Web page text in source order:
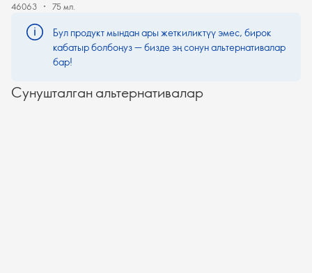
46063 75 мл.
Бул продукт мындан ары жеткиликтүү эмес, бирок
кабатыр болбоңуз — бизде эң сонун альтернативалар
бар!
Сунушталган альтернативалар